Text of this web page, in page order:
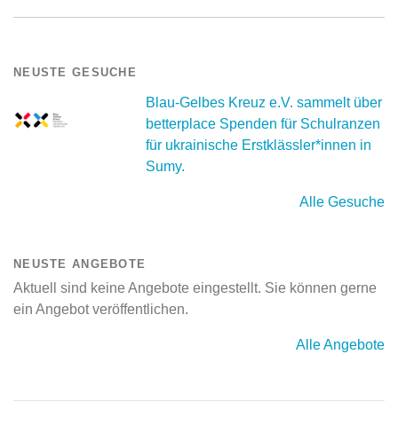
NEUSTE GESUCHE
Blau-Gelbes Kreuz e.V. sammelt über
betterplace Spenden für Schulranzen
für ukrainische Erstklässler*innen in
Sumy.
Alle Gesuche
NEUSTE ANGEBOTE
Aktuell sind keine Angebote eingestellt. Sie können gerne
ein Angebot veröffentlichen.
Alle Angebote